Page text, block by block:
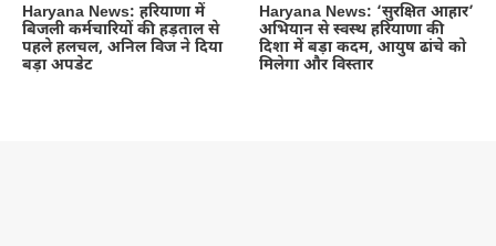
Haryana News: हरियाणा में
बिजली कर्मचारियों की हड़ताल से
पहले हलचल, अनिल विज ने दिया
बड़ा अपडेट
Haryana News: ‘सुरक्षित आहार’
अभियान से स्वस्थ हरियाणा की
दिशा में बड़ा कदम, आयुष ढांचे को
मिलेगा और विस्तार